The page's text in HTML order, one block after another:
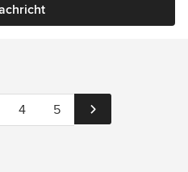
4 5